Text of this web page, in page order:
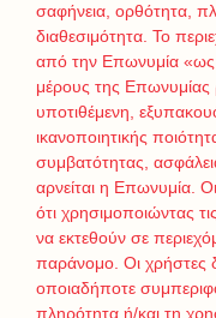
σαφήνεια, ορθότητα,
διαθεσιμότητα. Το
από την Επωνυμία «ως
μέρους της
υποτιθέμενη,
ικανοποιητικής
συμβατότητας,
αρνείται η Επωνυμία.
ότι χρησιμοποιώντας
να εκτεθούν σε
παράνομο. Οι χρήστες
οποιαδήποτε
πληρότητα ή/και τη